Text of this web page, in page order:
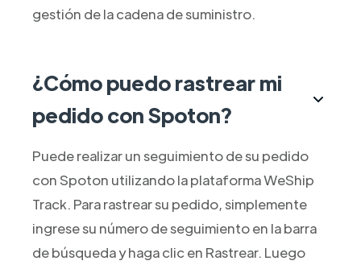
gestión de la cadena de suministro.
¿Cómo puedo rastrear mi
pedido con Spoton?
Puede realizar un seguimiento de su pedido
con Spoton utilizando la plataforma WeShip
Track. Para rastrear su pedido, simplemente
ingrese su número de seguimiento en la barra
de búsqueda y haga clic en Rastrear. Luego